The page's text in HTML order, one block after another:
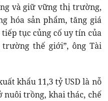
và giữ vững thị trường,
hóa sản phẩm, tăng giá
tục củng cố uy tín của
thế giới”, ông Tài
khẩu 11,3 tỷ USD là nỗ
nuôi trồng, khai thác, chế